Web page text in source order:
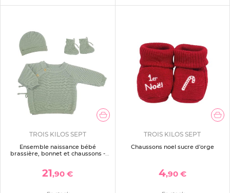
TROIS KILOS SEPT
Ensemble naissance bébé
brassière, bonnet et chaussons -
21,90 €
TROIS KILOS SEPT
Chaussons noel sucre d'orge
4,90 €